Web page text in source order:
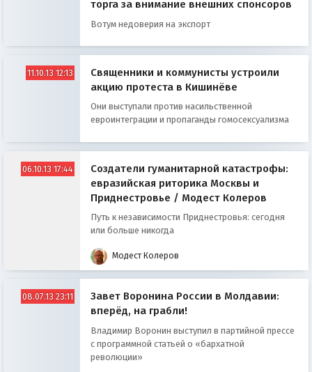
торга за внимание внешних спонсоров
Вотум недоверия на экспорт
11.10.13 12:13
Священники и коммунисты устроили
акцию протеста в Кишинёве
Они выступали против насильственной
евроинтеграции и пропаганды гомосексуализма
06.10.13 17:44
Создатели гуманитарной катастрофы:
евразийская риторика Москвы и
Приднестровье / Модест Колеров
Путь к независимости Приднестровья: сегодня
или больше никогда
Модест Колеров
08.07.13 23:11
Завет Воронина России в Молдавии:
вперёд, на грабли!
Владимир Воронин выступил в партийной прессе
с программной статьей о «бархатной
революции»